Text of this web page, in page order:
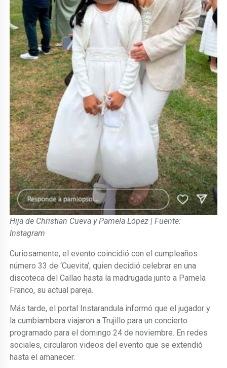
Hija de Christian Cueva y Pamela López | Fuente:
Instagram
Curiosamente, el evento coincidió con el cumpleaños
número 33 de ‘Cuevita’, quien decidió celebrar en una
discoteca del Callao hasta la madrugada junto a Pamela
Franco, su actual pareja.
Más tarde, el portal Instarandula informó que el jugador y
la cumbiambera viajaron a Trujillo para un concierto
programado para el domingo 24 de noviembre. En redes
sociales, circularon videos del evento que se extendió
hasta el amanecer.